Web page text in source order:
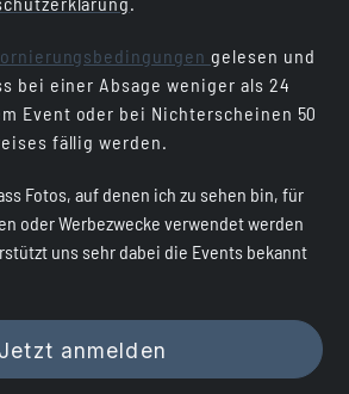
.
gelesen und
bei einer Absage weniger als 24
Event oder bei Nichterscheinen 50
fällig werden.
Fotos, auf denen ich zu sehen bin, für
oder Werbezwecke verwendet werden
uns sehr dabei die Events bekannt